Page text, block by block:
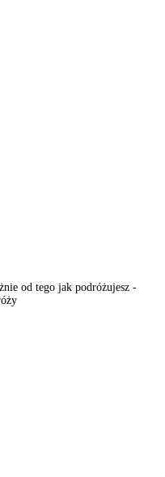
od tego jak podróżujesz -